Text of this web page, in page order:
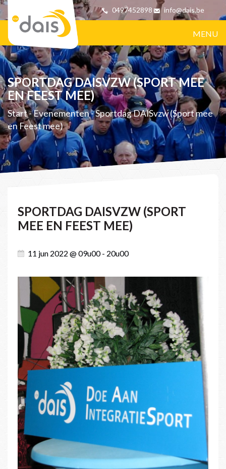
0497452898 info@dais.be
MENU
SPORTDAG DAISVZW (SPORT MEE
EN FEEST MEE)
Start-Evenementen-Sportdag DAISvzw (Sport mee
en Feest mee)
SPORTDAG DAISVZW (SPORT
MEE EN FEEST MEE)
11 jun 2022 @ 09u00 - 20u00